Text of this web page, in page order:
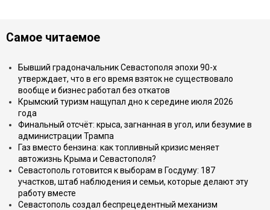
Самое читаемое
Бывший градоначальник Севастополя эпохи 90-х
утверждает, что в его время взяток не существовало
вообще и бизнес работал без откатов
Крымский туризм нащупал дно к середине июля 2026
года
Финальный отсчёт: крыса, загнанная в угол, или безумие в
администрации Трампа
Газ вместо бензина: как топливный кризис меняет
автожизнь Крыма и Севастополя?
Севастополь готовится к выборам в Госдуму: 187
участков, штаб наблюдения и семьи, которые делают эту
работу вместе
Севастополь создал беспрецедентный механизм